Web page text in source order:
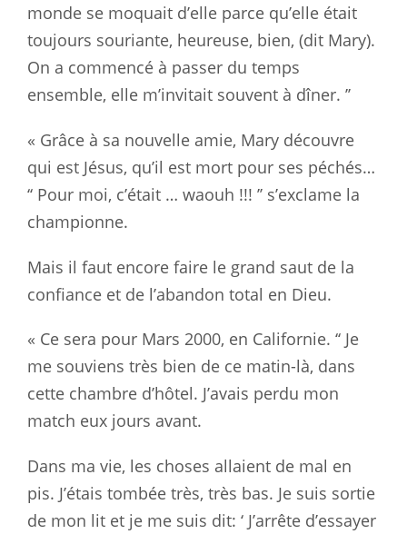
monde se moquait d’elle parce qu’elle était
toujours souriante, heureuse, bien, (dit Mary).
On a commencé à passer du temps
ensemble, elle m’invitait souvent à dîner. ’’
« Grâce à sa nouvelle amie, Mary découvre
qui est Jésus, qu’il est mort pour ses péchés…
‘‘ Pour moi, c’était … waouh !!! ’’ s’exclame la
championne.
Mais il faut encore faire le grand saut de la
confiance et de l’abandon total en Dieu.
« Ce sera pour Mars 2000, en Californie. ‘‘ Je
me souviens très bien de ce matin-là, dans
cette chambre d’hôtel. J’avais perdu mon
match eux jours avant.
Dans ma vie, les choses allaient de mal en
pis. J’étais tombée très, très bas. Je suis sortie
de mon lit et je me suis dit: ‘ J’arrête d’essayer